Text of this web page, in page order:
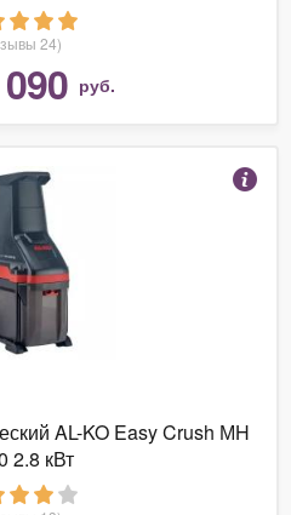
24)
руб.
AL-KO Easy Crush МH
2.8 кВт